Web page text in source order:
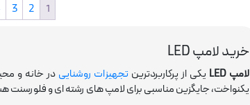
1
2
3
خرید لامپ LED
لامپ LED یکی از پرکاربردترین تجهیزات روشنایی در خانه و
یکنواخت، جایگزین مناسبی برای لامپ های رشته ای و فلورسنت